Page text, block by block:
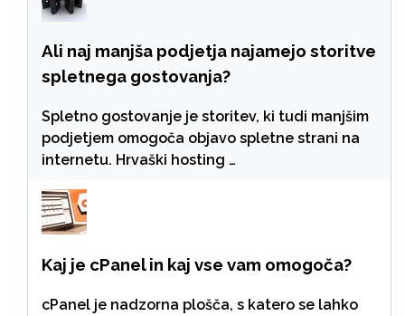
Ali naj manjša podjetja najamejo storitve
spletnega gostovanja?
Spletno gostovanje je storitev, ki tudi manjšim
podjetjem omogoča objavo spletne strani na
internetu. Hrvaški hosting …
Kaj je cPanel in kaj vse vam omogoča?
cPanel je nadzorna plošča, s katero se lahko